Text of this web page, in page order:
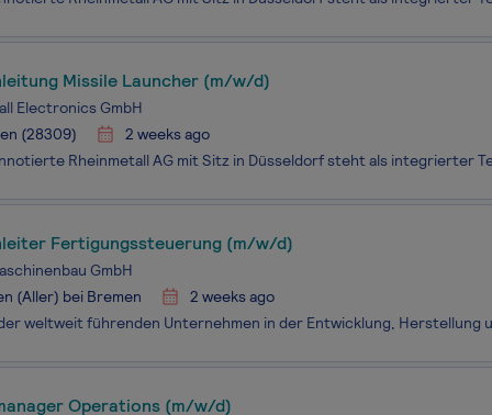
Missile Launcher (m/w/d)
Electronics GmbH
(28309)
2 weeks ago
Fertigungssteuerung (m/w/d)
GmbH
(Aller) bei Bremen
2 weeks ago
Operations (m/w/d)